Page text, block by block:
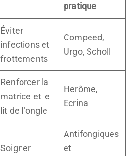
pratique
Éviter
infections et
frottements
Compeed,
Urgo, Scholl
Renforcer la
matrice et le
lit de l’ongle
Herôme,
Ecrinal
Soigner
Antifongiques
et